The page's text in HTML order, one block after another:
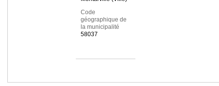
Code
géographique de
la municipalité
58037